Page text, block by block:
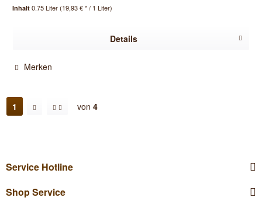
Inhalt0.75 Liter(19,93 € * / 1 Liter)
Details
Merken
1 von 4
Service Hotline
Shop Service